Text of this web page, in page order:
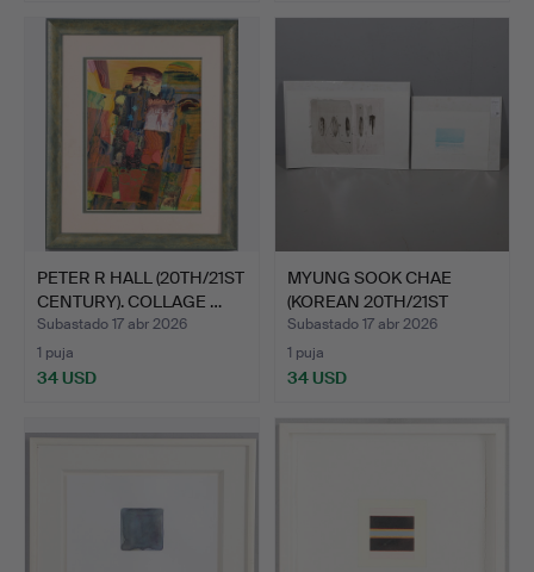
PETER R HALL (20TH/21ST
CENTURY). COLLAGE …
Subastado 17 abr 2026
1 puja
34 USD
MYUNG SOOK CHAE
(KOREAN 20TH/21ST
CENTURY)…
Subastado 17 abr 2026
1 puja
34 USD